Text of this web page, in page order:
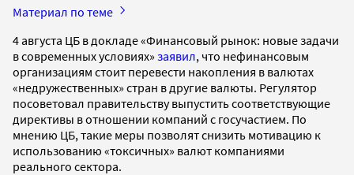
Материал по теме
4 августа ЦБ в докладе «Финансовый рынок: новые задачи
в современных условиях» заявил, что нефинансовым
организациям стоит перевести накопления в валютах
«недружественных» стран в другие валюты. Регулятор
посоветовал правительству выпустить соответствующие
директивы в отношении компаний с госучастием. По
мнению ЦБ, такие меры позволят снизить мотивацию к
использованию «токсичных» валют компаниями
реального сектора.